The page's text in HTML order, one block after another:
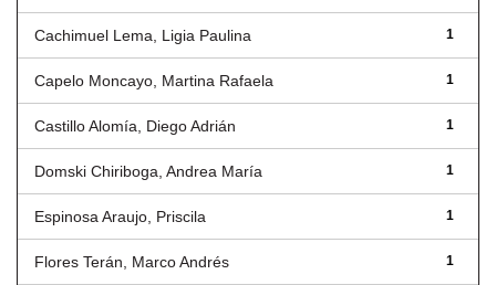
1
Cachimuel Lema, Ligia Paulina
1
Capelo Moncayo, Martina Rafaela
1
Castillo Alomía, Diego Adrián
1
Domski Chiriboga, Andrea María
1
Espinosa Araujo, Priscila
1
Flores Terán, Marco Andrés